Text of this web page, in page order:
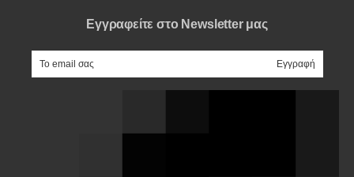
Εγγραφείτε στο Newsletter μας
e-mail